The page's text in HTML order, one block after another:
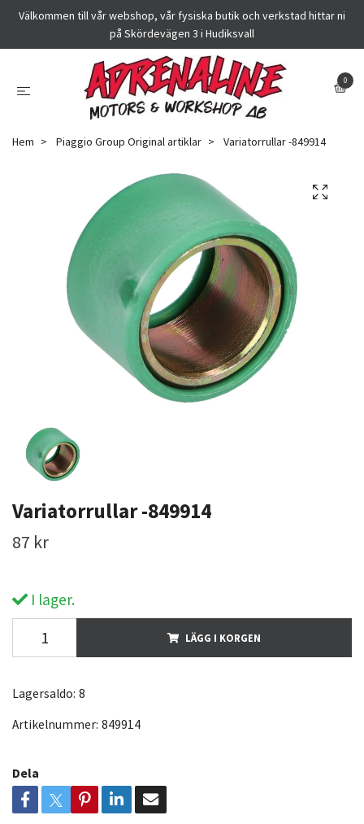
Välkommen till vår webshop, vår fysiska butik och verkstad hittar ni
på Skördevägen 3 i Hudiksvall
0
Hem Piaggio Group Original artiklar Variatorrullar -849914
Variatorrullar -849914
87 kr
I lager.
LÄGG I KORGEN
Lagersaldo: 8
Artikelnummer: 849914
Dela